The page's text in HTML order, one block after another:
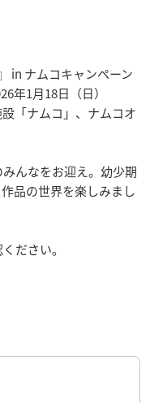
in ナムコキャンペーン
年1月18日（日）
「ナムコ」、ナムコオ
んなをお迎え。幼少期
品の世界を楽しみまし
ださい。